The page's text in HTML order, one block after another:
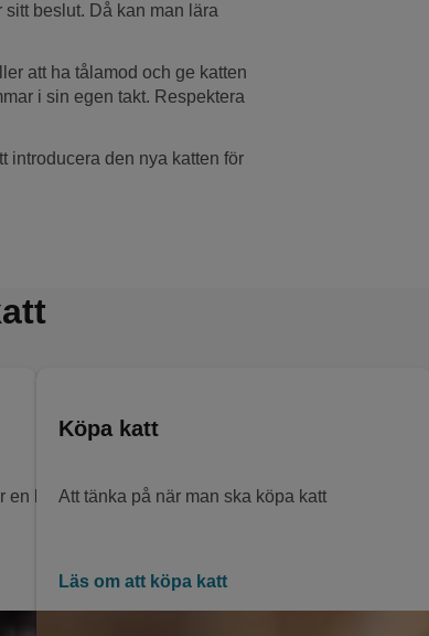
beslut. Då kan man lära
att ha tålamod och ge katten
i sin egen takt. Respektera
introducera den nya katten för
en katthjälpsförening? Hur går det till?
Köpa katt
Att tänka på när man ska köpa katt
Läs om att köpa katt